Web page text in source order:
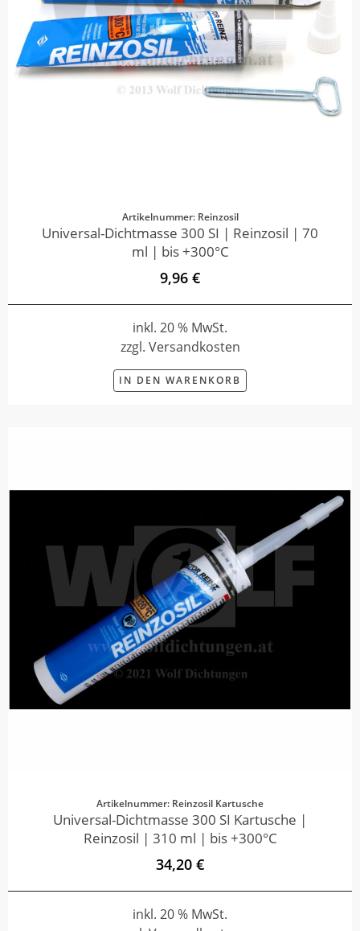
Artikelnummer: Reinzosil
Universal-Dichtmasse 300 SI | Reinzosil | 70
ml | bis +300°C
9,96 €
inkl. 20 % MwSt.
zzgl. Versandkosten
IN DEN WARENKORB
Artikelnummer: Reinzosil Kartusche
Universal-Dichtmasse 300 SI Kartusche |
Reinzosil | 310 ml | bis +300°C
34,20 €
inkl. 20 % MwSt.